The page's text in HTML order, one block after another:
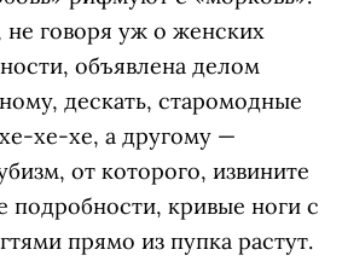
не говоря уж о женских
объявлена делом
дескать, старомодные
хе-хе, а другому —
от которого, извините
подробности, кривые ноги с
прямо из пупка растут.